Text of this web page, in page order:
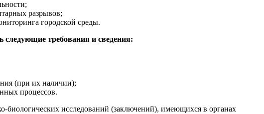
разрывов;
городской среды.
следующие требования и сведения:
(при их наличии);
процессов.
биологических исследований (заключений), имеющихся в органах